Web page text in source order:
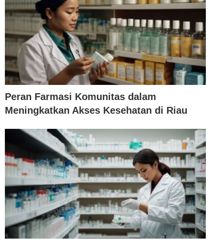
Peran Farmasi Komunitas dalam
Meningkatkan Akses Kesehatan di Riau